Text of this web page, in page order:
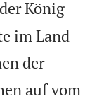
König
im Land
der
auf vom